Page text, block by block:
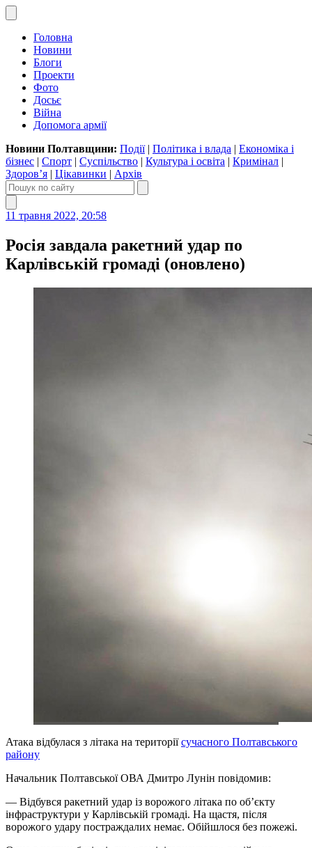
Головна
Новини
Блоги
Проекти
Фото
Досьє
Війна
Допомога армії
Новини Полтавщини: Події| Політика і влада | Економіка і
бізнес | Спорт | Суспільство | Культура і освіта | Кримінал |
Здоров’я | Цікавинки | Архів
11 травня 2022, 20:58
Росія завдала ракетний удар по
Карлівській громаді (оновлено)
Атака відбулася з літака на територіїсучасного Полтавського
району
Начальник Полтавської ОВА Дмитро Лунін повідомив:
— Відбувся ракетний удар із ворожого літака по обʼєкту
інфраструктури у Карлівській громаді. На щастя, після
ворожого удару постраждалих немає. Обійшлося без пожежі.